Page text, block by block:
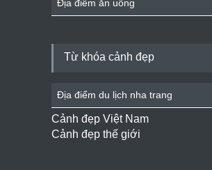
Địa điểm ăn uống
Từ khóa cảnh đẹp
Địa điểm du lịch nha trang
Cảnh đẹp Việt Nam
Cảnh đẹp thế giới